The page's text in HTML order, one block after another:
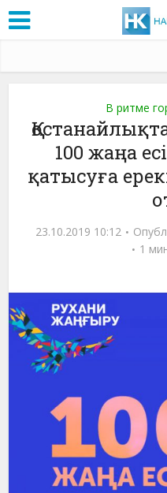
В ритме
100 жаңа
қатысуға
23.10.2019 10:12
1